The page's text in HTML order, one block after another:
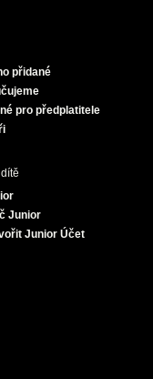
přidané
pro předplatitele
Junior
Junior Účet